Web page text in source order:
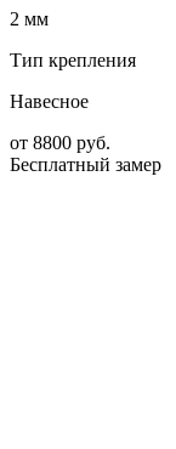
2 мм
Тип крепления
Навесное
от 8800 руб.
Бесплатный замер